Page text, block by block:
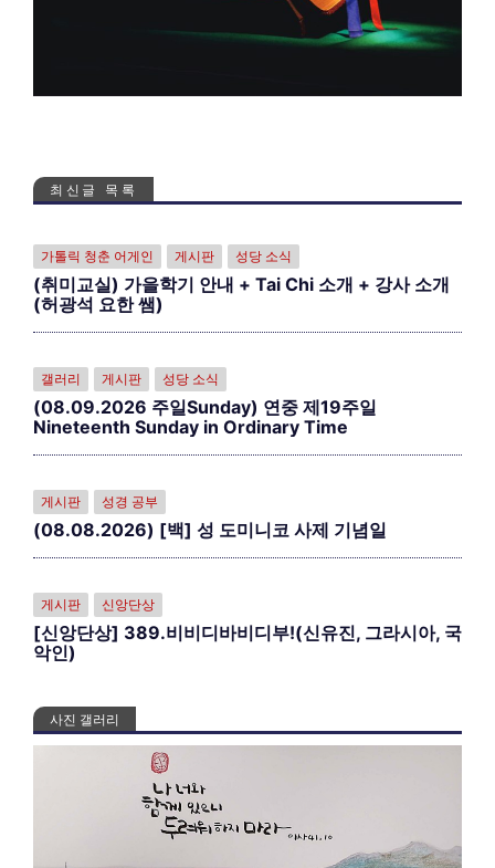
최신글 목록
가톨릭 청춘 어게인 게시판 성당 소식
(취미교실) 가을학기 안내 + Tai Chi 소개 + 강사 소개
(허광석 요한 쌤)
갤러리 게시판 성당 소식
(08.09.2026 주일Sunday) 연중 제19주일
Nineteenth Sunday in Ordinary Time
게시판 성경 공부
(08.08.2026) [백] 성 도미니코 사제 기념일
게시판 신앙단상
[신앙단상] 389.비비디바비디부!(신유진, 그라시아, 국
악인)
사진 갤러리